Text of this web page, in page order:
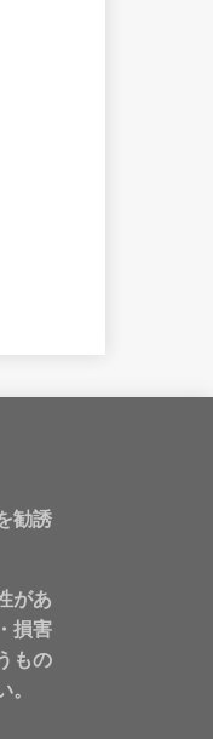
勧誘
があ
損害
もの
。